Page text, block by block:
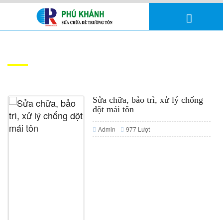
Sửa chữa, bảo trì, xử lý chống
dột mái tôn
Admin 977 Lượt